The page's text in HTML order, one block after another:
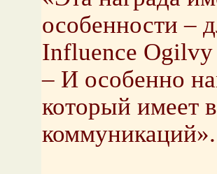
особенности –
Influence
– И особенно
который имеет
коммуникаций».